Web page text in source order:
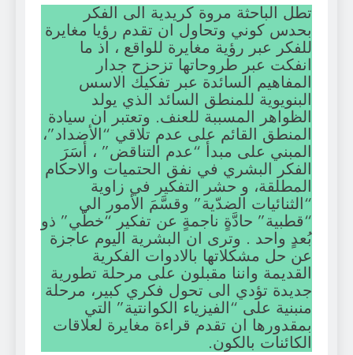
تطل الباحثة مروة كريدية الى الفكر
بحدس كوني وتحاول ان تقدم رؤيا مغايرة
للفكر عبر رؤية مغايرة للواقع ، اذ ما
انفكت عبر طروحاتها تزحزح جدار
المفاهيم السائدة عبر تفكيك الاسس
البنويوية للمنطق السائد الذي يولد
الظواهر المسببة للعنف. وتعتبر ان سيادة
المنطق القائم على عدم تلاقي “الأضداد”،
المبني على مبدأ “عدم التناقض” ، أسَرَ
الفكر البشري في نفق الحتميات والاحكام
المطلقة، و حشر التفكير في زاوية
“الثنائيات الضدّية” وقسَّمَ الأمور الى
“قطبية” حادَّةٍ ناجمةٍ عن تفكير “خطّي” ذو
بُعدٍ واحد . وترى ان البشرية اليوم عاجزة
عن حل مشكلاتها بالادوات الفكرية
القديمة واننا مقبلون على مرحلة تطورية
جديدة تؤدي الى تحول فكري كبير، مرحلة
منبنية على “الفيزياء الكوانتية” التي
بمقدورها ان تقدم قراءة مغايرة لعلاقات
الكائنات بالكون.